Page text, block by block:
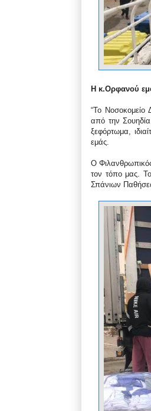
Η κ.Ορφανού
“Το Νοσοκομείο
από την
ξεφόρτωμα,
εμάς.
Ο
τον τόπο μας.
Σπάνιων